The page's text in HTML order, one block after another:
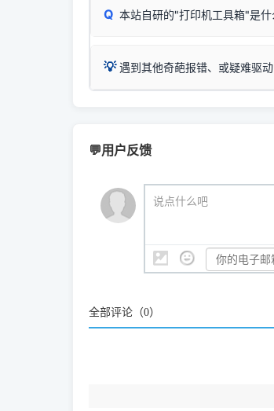
咱几乎每天都在远程帮网友安装各
🎯 检验标准：只要驱动顺利装完
结显示名称上的细微差别。
若打印机本身带有网口/WiFi，请
（备选方案）通过"网络打印共享器
⚠️ ARM架构笔记本提醒：若您的
X86/X64 驱动将无法兼容，必须
进
在
Q 本站自研的"打印机工具箱"是什
一键重启打印服务，清除各种
智能扫描并查看打印机当前的
💡 遇到其他奇葩报错、或疑难驱动
💬用户反馈
说点什么吧
全部评论（0）